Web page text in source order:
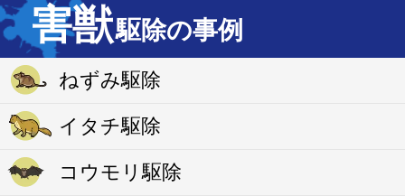
害獣駆除の事例
ねずみ駆除
イタチ駆除
コウモリ駆除